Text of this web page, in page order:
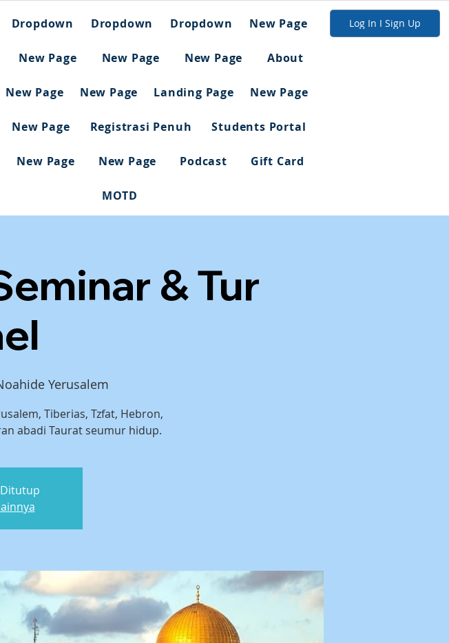
Dropdown Dropdown Dropdown New Page
New Page New Page New Page About
New Page New Page Landing Page New Page
New Page Registrasi Penuh Students Portal
New Page New Page Podcast Gift Card
MOTD
Log In I Sign Up
& Tur
Yerusalem
Tiberias, Tzfat, Hebron,
abadi Taurat seumur hidup.